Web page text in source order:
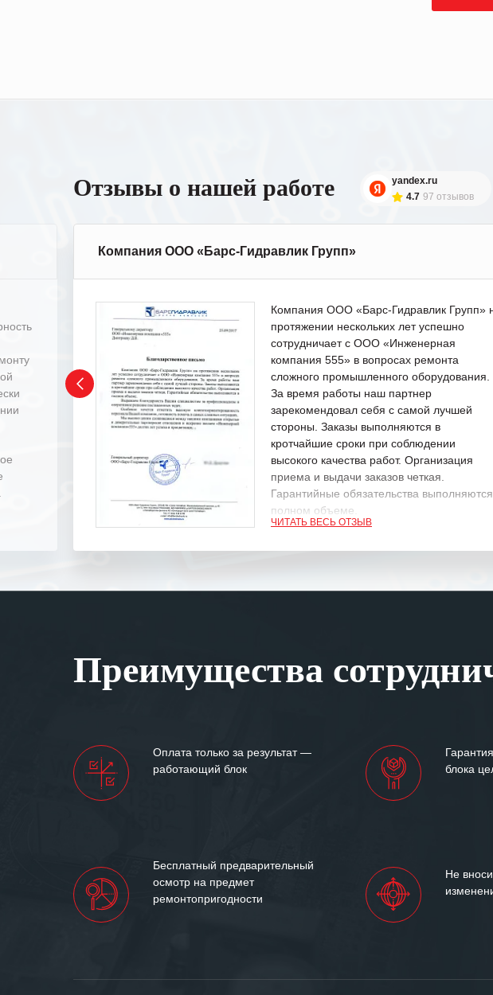
Отзывы о нашей работе
yandex.ru
4.7 97 отзывов
Компания ООО «Барс-Гидравлик Групп»
Компания ООО «Барс-Гидравлик Групп»
протяжении нескольких лет успешно
сотрудничает с ООО «Инженерная
компания 555» в вопросах ремонта
сложного промышленного оборудования.
За время работы наш партнер
зарекомендовал себя с самой лучшей
стороны. Заказы выполняются в
кротчайшие сроки при соблюдении
высокого качества работ. Организация
приема и выдачи заказов четкая.
Гарантийные обязательства
полном объеме.
Мы высоко ценим сложившиеся между
«555» долгих лет успеха и процветания.
ЧИТАТЬ ВЕСЬ ОТЗЫВ
Преимущества
Оплата только за результат —
работающий блок
блока
Бесплатный предварительный
осмотр на предмет
ремонтопригодности
Не